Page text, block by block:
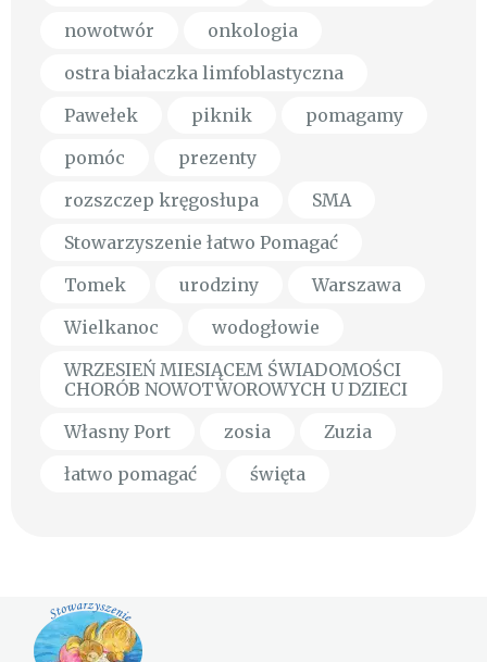
nowotwór
onkologia
ostra białaczka limfoblastyczna
Pawełek
piknik
pomagamy
pomóc
prezenty
rozszczep kręgosłupa
SMA
Stowarzyszenie łatwo Pomagać
Tomek
urodziny
Warszawa
Wielkanoc
wodogłowie
WRZESIEŃ MIESIĄCEM ŚWIADOMOŚCI
CHORÓB NOWOTWOROWYCH U DZIECI
Własny Port
zosia
Zuzia
łatwo pomagać
święta